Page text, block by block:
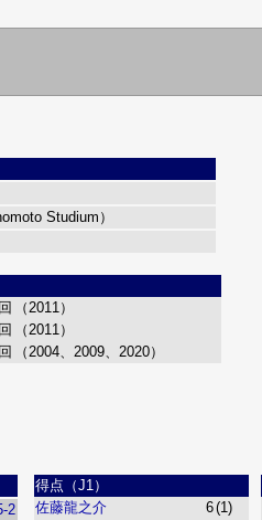
Studium）
（2011）
（2011）
（2004、2009、2020）
2
得点（J1）
佐藤龍之介
6(1)